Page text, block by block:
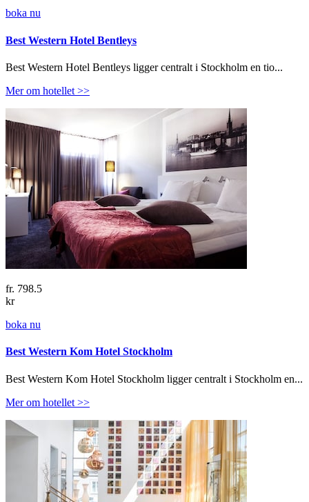
boka nu
Best Western Hotel Bentleys
Best Western Hotel Bentleys ligger centralt i Stockholm en tio...
Mer om hotellet >>
fr. 798.5
kr
boka nu
Best Western Kom Hotel Stockholm
Best Western Kom Hotel Stockholm ligger centralt i Stockholm en...
Mer om hotellet >>